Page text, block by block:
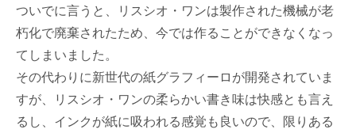
ついでに言うと、リスシオ・ワンは製作された機械が老
朽化で廃棄されたため、今では作ることができなくなっ
てしまいました。
その代わりに新世代の紙グラフィーロが開発されていま
すが、リスシオ・ワンの柔らかい書き味は快感とも言え
るし、インクが紙に吸われる感覚も良いので、限りある